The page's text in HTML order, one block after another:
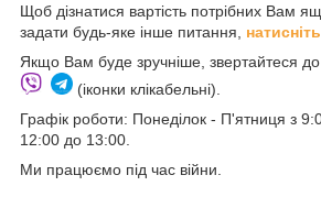
Щоб дізнатися вартість потрібних Вам
задати будь-яке інше питання,
Якщо Вам буде зручніше, звертайтеся
(іконки клікабельні).
Графік роботи: Понеділок - П'ятниця з
12:00 до 13:00.
Ми працюємо під час війни.